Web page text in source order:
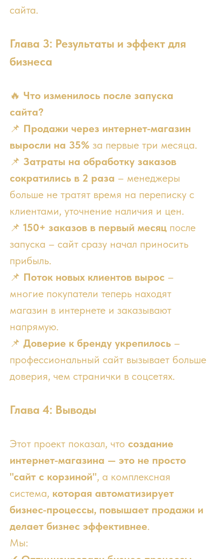
сайта.
Глава 3: Результаты и эффект для
бизнеса
🔥 Что изменилось после запуска
сайта?
📌 Продажи через интернет-магазин
выросли на 35% за первые три месяца.
📌 Затраты на обработку заказов
сократились в 2 раза – менеджеры
больше не тратят время на переписку с
клиентами, уточнение наличия и цен.
📌 150+ заказов в первый месяц после
запуска – сайт сразу начал приносить
прибыль.
📌 Поток новых клиентов вырос –
многие покупатели теперь находят
магазин в интернете и заказывают
напрямую.
📌 Доверие к бренду укрепилось –
профессиональный сайт вызывает больше
доверия, чем странички в соцсетях.
Глава 4: Выводы
Этот проект показал, что создание
интернет-магазина — это не просто
"сайт с корзиной", а комплексная
система, которая автоматизирует
бизнес-процессы, повышает продажи и
делает бизнес эффективнее.
Мы: